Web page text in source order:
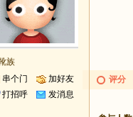
族
串个门
加好友
打招呼
发消息
评分